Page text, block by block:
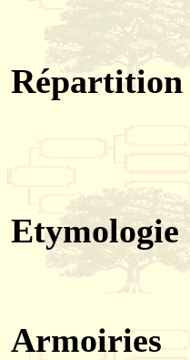
Répartition
Etymologie
Armoiries